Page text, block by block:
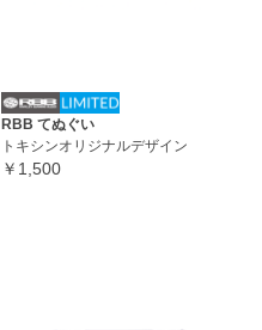
RBB てぬぐい
トキシンオリジナルデザイン
￥1,500